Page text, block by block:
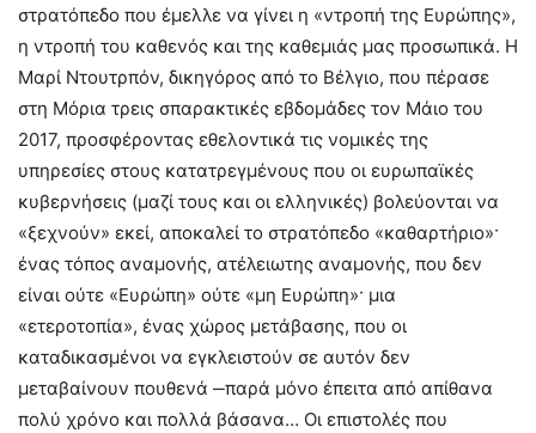
στρατόπεδο που έμελλε να γίνει η «ντροπή της Ευρώπης»,
η ντροπή του καθενός και της καθεμιάς μας προσωπικά. Η
Μαρί Ντουτρπόν, δικηγόρος από το Βέλγιο, που πέρασε
στη Μόρια τρεις σπαρακτικές εβδομάδες τον Μάιο του
2017, προσφέροντας εθελοντικά τις νομικές της
υπηρεσίες στους κατατρεγμένους που οι ευρωπαϊκές
κυβερνήσεις (μαζί τους και οι ελληνικές) βολεύονται να
«ξεχνούν» εκεί, αποκαλεί το στρατόπεδο «καθαρτήριο»·
ένας τόπος αναμονής, ατέλειωτης αναμονής, που δεν
είναι ούτε «Ευρώπη» ούτε «μη Ευρώπη»· μια
«ετεροτοπία», ένας χώρος μετάβασης, που οι
καταδικασμένοι να εγκλειστούν σε αυτόν δεν
μεταβαίνουν πουθενά ‒παρά μόνο έπειτα από απίθανα
πολύ χρόνο και πολλά βάσανα… Οι επιστολές που